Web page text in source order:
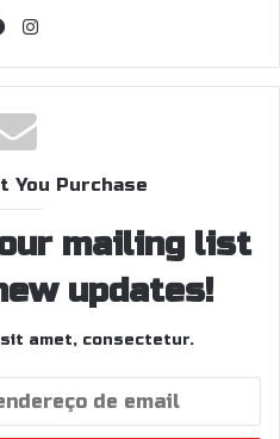
Facebook
You Purchase
mailing list
updates!
amet, consectetur.